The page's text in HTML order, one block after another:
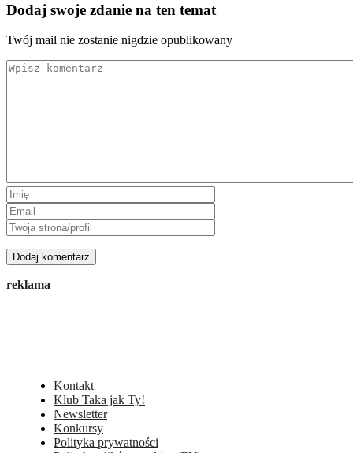
Dodaj swoje zdanie na ten temat
Twój mail nie zostanie nigdzie opublikowany
reklama
Kontakt
Klub Taka jak Ty!
Newsletter
Konkursy
Polityka prywatności